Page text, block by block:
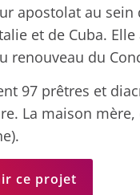
apostolat au
et de Cuba.
renouveau du
97 prêtres et
La maison
ce projet